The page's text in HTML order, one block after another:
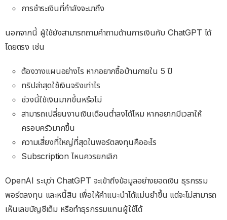
การชำระเงินที่กำลังจะมาถึง
นอกจากนี้ ผู้ใช้ยังสามารถถามคำถามด้านการเงินกับ ChatGPT ได้
โดยตรง เช่น
ต้องวางแผนอย่างไร หากอยากซื้อบ้านภายใน 5 ปี
ทริปล่าสุดใช้เงินจริงเท่าไร
ช่วงนี้ใช้เงินมากขึ้นหรือไม่
สามารถเปลี่ยนงานเงินเดือนต่ำลงได้ไหม หากอยากมีเวลาให้
ครอบครัวมากขึ้น
ความเสี่ยงที่ใหญ่ที่สุดในพอร์ตลงทุนคืออะไร
Subscription ไหนควรยกเลิก
OpenAI ระบุว่า ChatGPT จะเข้าถึงข้อมูลอย่างยอดเงิน ธุรกรรม
พอร์ตลงทุน และหนี้สิน เพื่อให้คำแนะนำได้แม่นยำขึ้น แต่จะไม่สามารถ
เห็นเลขบัญชีเต็ม หรือทำธุรกรรมแทนผู้ใช้ได้